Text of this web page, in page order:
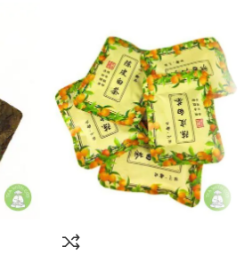
Пуера
: Завдяки мінімальній обробці, білий чай
антиоксидантів, що сприяють
старіння.
вважається, що білий чай має
його ідеальним для вживання в спеку.
м’який приплив енергії та покращує
комфортному травленню.